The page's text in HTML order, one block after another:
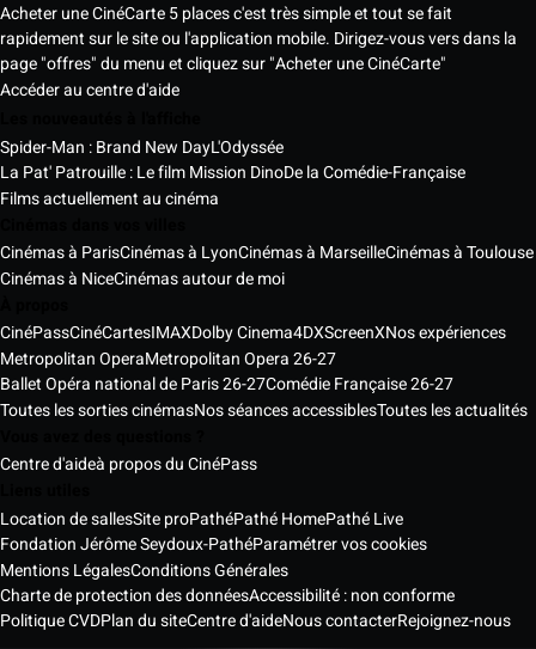
Acheter une CinéCarte 5 places c'est très simple et tout se fait
rapidement sur le site ou l'application mobile. Dirigez-vous vers dans la
page "offres" du menu et cliquez sur "Acheter une CinéCarte"
Accéder au centre d'aide
Spider-Man : Brand New DayL'Odyssée
La Pat' Patrouille : Le film Mission DinoDe la Comédie-Française
Films actuellement au cinéma
Cinémas à ParisCinémas à LyonCinémas à MarseilleCinémas à Toulouse
Cinémas à NiceCinémas autour de moi
CinéPassCinéCartesIMAXDolby Cinema4DXScreenXNos expériences
Metropolitan OperaMetropolitan Opera 26-27
Ballet Opéra national de Paris 26-27Comédie Française 26-27
Toutes les sorties cinémasNos séances accessiblesToutes les actualités
Centre d'aideà propos du CinéPass
Location de sallesSite proPathéPathé HomePathé Live
Fondation Jérôme Seydoux-PathéParamétrer vos cookies
Mentions LégalesConditions Générales
Charte de protection des donnéesAccessibilité : non conforme
Politique CVDPlan du siteCentre d'aideNous contacterRejoignez-nous